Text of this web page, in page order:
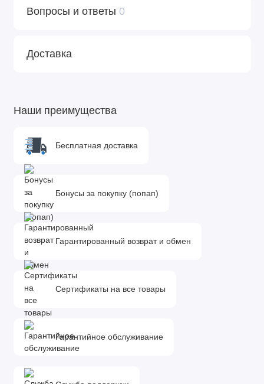
Вопросы и ответы 0
Доставка
Наши преимущества
Бесплатная доставка
Бонусы за покупку (попап)
Гарантированный возврат и обмен
Сертификаты на все товары
Гарантийное обслуживание